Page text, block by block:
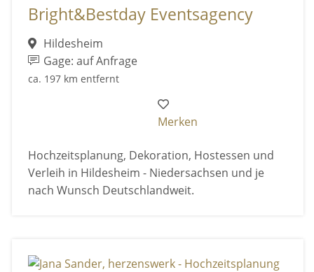
Bright&Bestday Eventsagency
Hildesheim
Gage: auf Anfrage
ca. 197 km entfernt
Merken
Hochzeitsplanung, Dekoration, Hostessen und
Verleih in Hildesheim - Niedersachsen und je
nach Wunsch Deutschlandweit.